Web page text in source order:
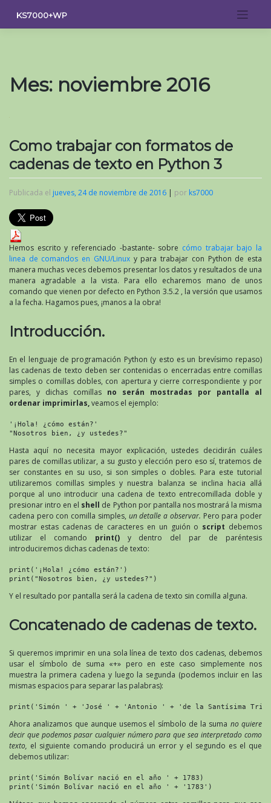
contenido
KS7000+WP
Mes: noviembre 2016
Como trabajar con formatos de
cadenas de texto en Python 3
Publicada el jueves, 24 de noviembre de 2016 | por ks7000
Hemos escrito y referenciado -bastante- sobre cómo trabajar bajo la
linea de comandos en GNU/Linuxy para trabajar con Python de esta
manera muchas veces debemos presentar los datos y resultados de una
manera agradable a la vista. Para ello echaremos mano de unos
comando que vienen por defecto en Python 3.5.2 , la versión que usamos
a la fecha. Hagamos pues, ¡manos a la obra!
Introducción.
En el lenguaje de programación Python (y esto es un brevísimo repaso)
las cadenas de texto deben ser contenidas o encerradas entre comillas
simples o comillas dobles, con apertura y cierre correspondiente y por
pares, y dichas comillas no serán mostradas por pantalla al
ordenar imprimirlas,veamos el ejemplo:
'¡Hola! ¿cómo están?'
"Nosotros bien, ¿y ustedes?"
Hasta aquí no necesita mayor explicación, ustedes decidirán cuáles
pares de comillas utilizar, a su gusto y elección pero eso sí, tratemos de
ser constantes en su uso, si son simples o dobles. Para este tutorial
utilizaremos comillas simples y nuestra balanza se inclina hacia allá
porque al uno introducir una cadena de texto entrecomillada doble y
presionar intro en el shell de Python por pantalla nos mostrará la misma
cadena pero con comilla simples, un detalle a observar. Pero para poder
mostrar estas cadenas de caracteres en un guión o script debemos
utilizar el comando print()y dentro del par de paréntesis
introduciremos dichas cadenas de texto:
print('¡Hola! ¿cómo están?')
print("Nosotros bien, ¿y ustedes?")
Y el resultado por pantalla será la cadena de texto sin comilla alguna.
Concatenado de cadenas de texto.
Si queremos imprimir en una sola línea de texto dos cadenas, debemos
usar el símbolo de suma «+» pero en este caso simplemente nos
muestra la primera cadena y luego la segunda (podemos incluir en las
mismas espacios para separar las palabras):
print('Simón ' + 'José ' + 'Antonio ' + 'de la Santísima
Ahora analizamos que aunque usemos el símbolo de la suma no quiere
decir que podemos pasar cualquier número para que sea interpretado como
texto, el siguiente comando producirá un error y el segundo es el que
debemos utilizar:
print('Simón Bolívar nació en el año ' + 1783)
print('Simón Bolívar nació en el año ' + '1783')